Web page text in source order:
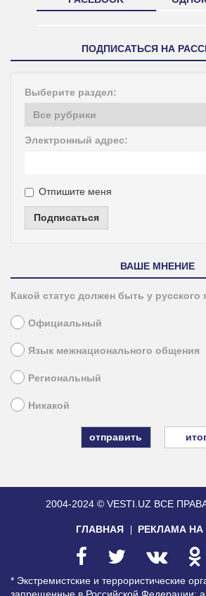
ПОДПИСАТЬСЯ НА
Выберите раздел:
Электронный адрес:
Отпишите меня
Подписаться
ВАШЕ МНЕНИЕ
Какой статус должен быть у русского
Официальный
Язык межнационального общения
Региональный
Никакой
2004-2024 © VESTI.UZ ВСЕ
ГЛАВНАЯ РЕКЛАМА НА
* Экстремистские и террористические
запрещенные в Российской Федерации: